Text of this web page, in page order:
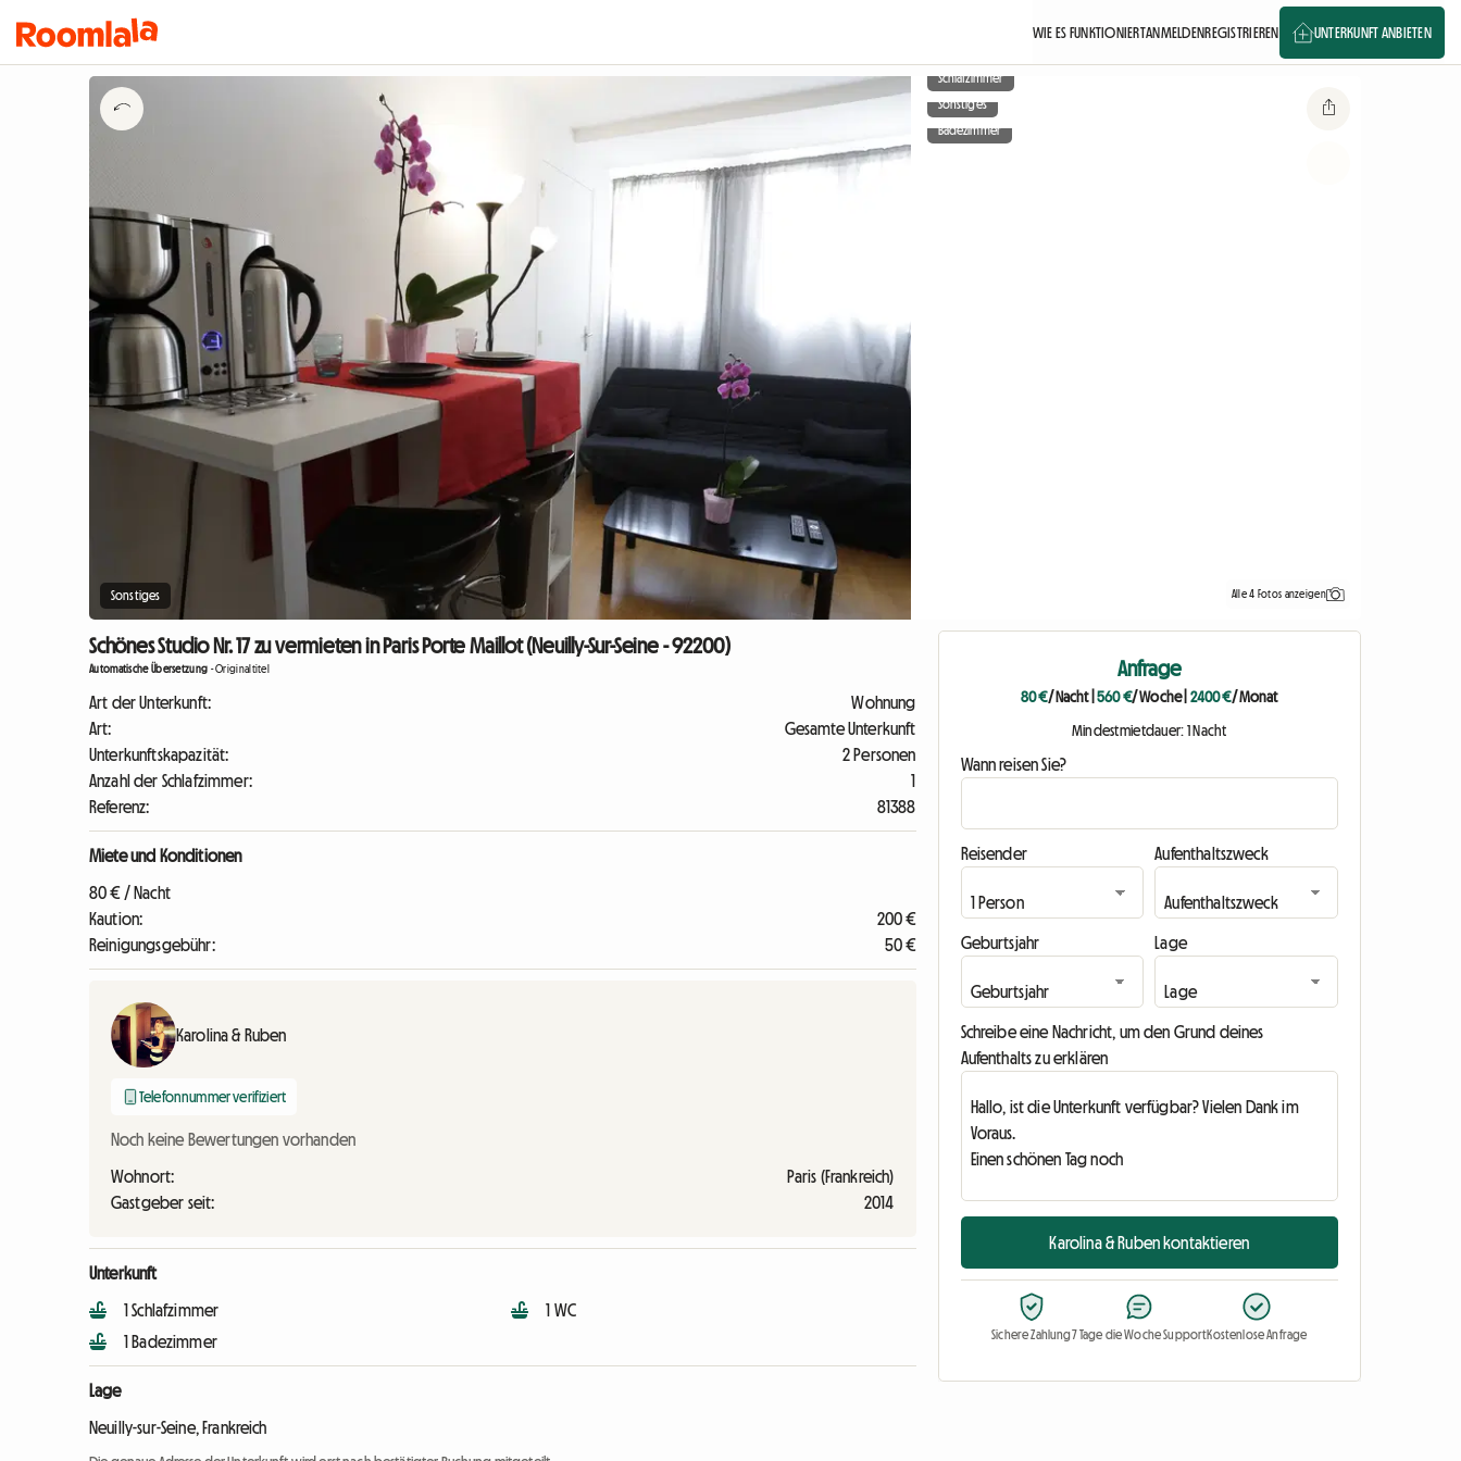
WIE ES FUNKTIONIERTANMELDENREGISTRIEREN UNTERKUNFT ANBIETEN
Sonstiges
Schlafzimmer
Sonstiges
Badezimmer
Alle 4 Fotos anzeigen
Schönes Studio Nr. 17 zu vermieten in Paris Porte Maillot (Neuilly-Sur-Seine - 92200)
Automatische Übersetzung -Originaltitel
Art der Unterkunft:
Wohnung
Art:
Gesamte Unterkunft
Unterkunftskapazität:
2 Personen
Anzahl der Schlafzimmer:
1
Referenz:
81388
Miete und Konditionen
80 € / Nacht
Kaution:
200 €
Reinigungsgebühr:
50 €
Karolina & Ruben
Telefonnummer verifiziert
Noch keine Bewertungen vorhanden
Wohnort:
Paris (Frankreich)
Gastgeber seit:
2014
Unterkunft
1 Schlafzimmer
1 Badezimmer
1 WC
Lage
Neuilly-sur-Seine, Frankreich
Anfrage
80 €/ Nacht|560 €/ Woche| 2400 €/ Monat
Mindestmietdauer: 1 Nacht
Wann reisen Sie?
Reisender Aufenthaltszweck
Geburtsjahr Lage
Schreibe eine Nachricht, um den Grund deines
Aufenthalts zu erklären
Karolina & Ruben kontaktieren
Sichere Zahlung7 Tage die Woche SupportKostenlose Anfrage